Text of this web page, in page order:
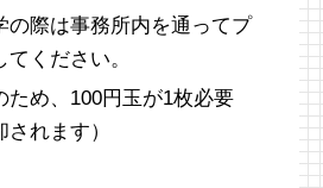
の際は事務所内を通ってプ
ください。
ため、100円玉が1枚必要
されます）